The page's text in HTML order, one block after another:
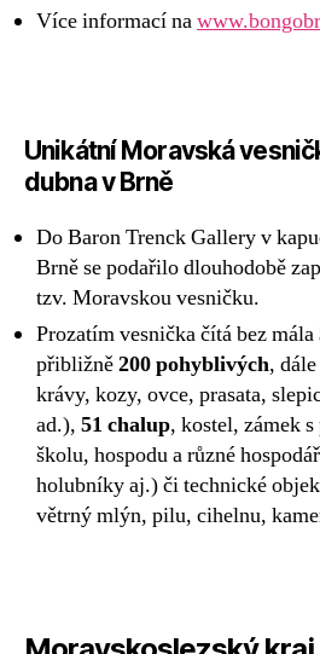
Více informací na
Unikátní Moravská
dubna v Brně
Do Baron Trenck Gallery v
Brně se podařilo dlouhodobě
tzv. Moravskou vesničku.
Prozatím vesnička čítá bez mála
přibližně200 pohyblivých,
krávy, kozy, ovce, prasata,
ad.), 51 chalup, kostel, zámek
školu, hospodu a různé
holubníky aj.) či technické
větrný mlýn, pilu, cihelnu,